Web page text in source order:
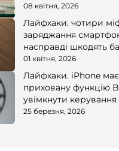
08 квітня, 2026
Лайфхаки: чотири
заряджання
насправді шкодять
01 квітня, 2026
Лайфхаки. iPhone має
приховану функцію
увімкнути керування
25 березня, 2026